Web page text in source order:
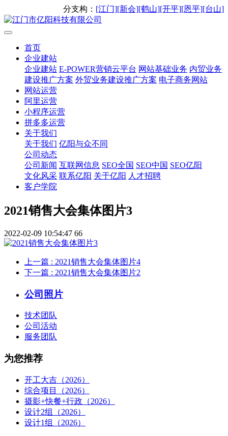
分支构： [江门][新会][鹤山][开平][恩平][台山]
首页
企业建站
企业建站 E-POWER营销云平台 网站基础业务 内贸业务
建设推广方案 外贸业务建设推广方案 电子商务网站
网站运营
阿里运营
小程序运营
拼多多运营
关于我们
关于我们 亿阳与众不同
公司动态
公司新闻 互联网信息 SEO全国 SEO中国 SEO亿阳
文化风采 联系亿阳 关于亿阳 人才招聘
客户学院
2021销售大会集体图片3
2022-02-09 10:54:47 66
上一篇 : 2021销售大会集体图片4
下一篇 : 2021销售大会集体图片2
公司照片
技术团队
公司活动
服务团队
为您推荐
开工大吉（2026）
综合项目（2026）
摄影+快餐+行政（2026）
设计2组（2026）
设计1组（2026）